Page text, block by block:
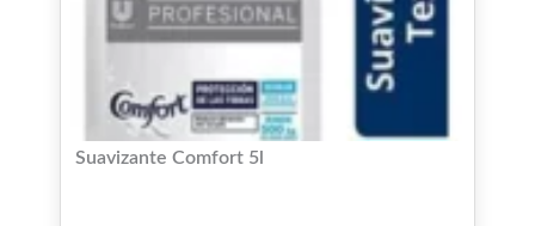
Suavizante Comfort 5l